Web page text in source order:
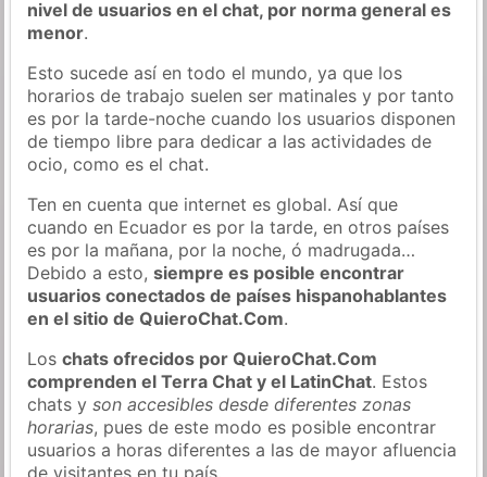
nivel de usuarios en el chat, por norma general es
menor.
Esto sucede así en todo el mundo, ya que los
horarios de trabajo suelen ser matinales y por tanto
es por la tarde-noche cuando los usuarios disponen
de tiempo libre para dedicar a las actividades de
ocio, como es el chat.
Ten en cuenta que internet es global. Así que
cuando en Ecuador es por la tarde, en otros países
es por la mañana, por la noche, ó madrugada…
Debido a esto,siempre es posible encontrar
usuarios conectados de países hispanohablantes
en el sitio de QuieroChat.Com.
Loschats ofrecidos por QuieroChat.Com
comprenden el Terra Chat y el LatinChat. Estos
chats yson accesibles desde diferentes zonas
horarias, pues de este modo es posible encontrar
usuarios a horas diferentes a las de mayor afluencia
de visitantes en tu país.